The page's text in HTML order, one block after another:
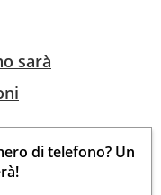
sarà
di telefono? Un